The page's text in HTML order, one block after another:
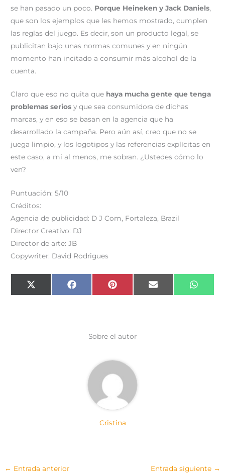
se han pasado un poco. Porque Heineken y Jack Daniels,
que son los ejemplos que les hemos mostrado, cumplen
las reglas del juego. Es decir, son un producto legal, se
publicitan bajo unas normas comunes y en ningún
momento han incitado a consumir más alcohol de la
cuenta.
Claro que eso no quita que haya mucha gente que tenga
problemas serios y que sea consumidora de dichas
marcas, y en eso se basan en la agencia que ha
desarrollado la campaña. Pero aún así, creo que no se
juega limpio, y los logotipos y las referencias explícitas en
este caso, a mi al menos, me sobran. ¿Ustedes cómo lo
ven?
Puntuación: 5/10
Créditos:
Agencia de publicidad: D J Com, Fortaleza, Brazil
Director Creativo: DJ
Director de arte: JB
Copywriter: David Rodrigues
Compartir
en
X
(
Compartir
en
F
a
Compartir
en
P
i
s
t
Compartir
en
E
m
en
W
h
Sobre el autor
Cristina
← Entrada anterior Entrada siguiente →